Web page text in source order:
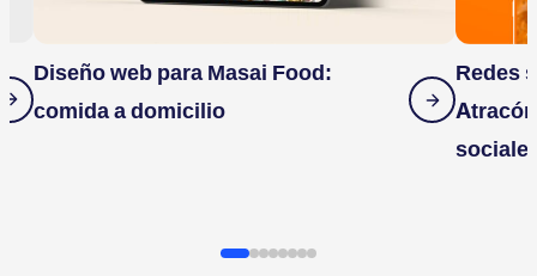
Diseño web para Masai Food:
comida a domicilio
Redes